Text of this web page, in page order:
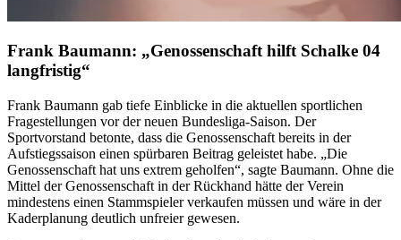
Frank Baumann: „Genossenschaft hilft Schalke 04
langfristig“
Frank Baumann gab tiefe Einblicke in die aktuellen sportlichen
Fragestellungen vor der neuen Bundesliga-Saison. Der
Sportvorstand betonte, dass die Genossenschaft bereits in der
Aufstiegssaison einen spürbaren Beitrag geleistet habe. „Die
Genossenschaft hat uns extrem geholfen“, sagte Baumann. Ohne die
Mittel der Genossenschaft in der Rückhand hätte der Verein
mindestens einen Stammspieler verkaufen müssen und wäre in der
Kaderplanung deutlich unfreier gewesen.